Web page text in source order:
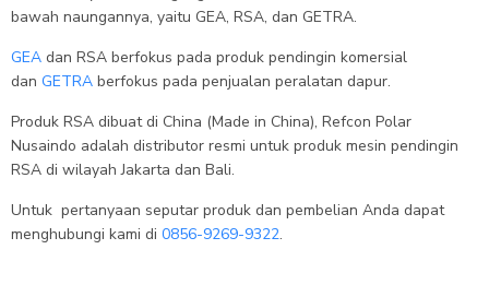
bawah naungannya, yaitu GEA, RSA, dan GETRA.
GEA dan RSA berfokus pada produk pendingin komersial
dan GETRA berfokus pada penjualan peralatan dapur.
Produk RSA dibuat di China (Made in China), Refcon Polar
Nusaindo adalah distributor resmi untuk produk mesin pendingin
RSA di wilayah Jakarta dan Bali.
Untuk pertanyaan seputar produk dan pembelian Anda dapat
menghubungi kami di 0856-9269-9322.